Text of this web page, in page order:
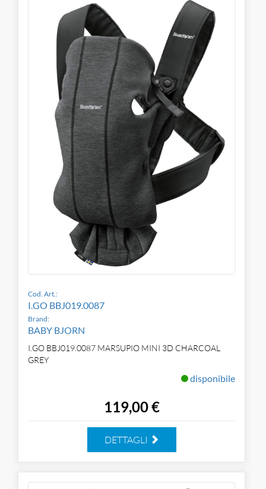
Cod. Art.:
I.GO BBJ019.0087
Brand:
BABY BJORN
I.GO BBJ019.0087 MARSUPIO MINI 3D CHARCOAL
GREY
disponibile
119,00 €
DETTAGLI